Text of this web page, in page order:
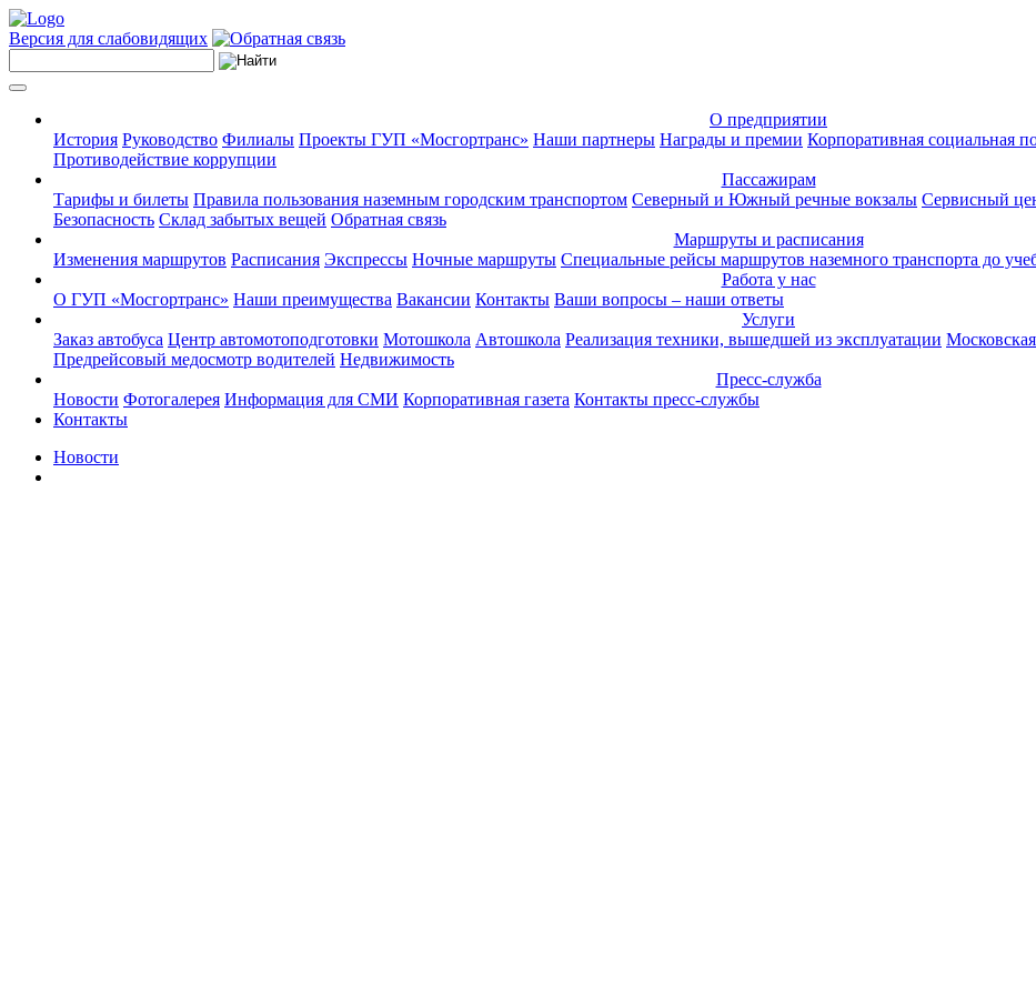
Версия для слабовидящих
О предприятии
История Руководство Филиалы Проекты ГУП «Мосгортранс» Наши партнеры Награды и премии Корпоративная социальная
Противодействие коррупции
Пассажирам
Тарифы и билеты Правила пользования наземным городским транспортом Северный и Южный речные вокзалы Сервисный
Безопасность Склад забытых вещей Обратная связь
Маршруты и расписания
Изменения маршрутов Расписания Экспрессы Ночные маршруты Специальные рейсы маршрутов наземного транспорта до
Работа у нас
О ГУП «Мосгортранс» Наши преимущества Вакансии Контакты Ваши вопросы – наши ответы
Услуги
Заказ автобуса Центр автомотоподготовки Мотошкола Автошкола Реализация техники, вышедшей из эксплуатации
Предрейсовый медосмотр водителей Недвижимость
Пресс-служба
Новости Фотогалерея Информация для СМИ Корпоративная газета Контакты пресс-службы
Контакты
Новости